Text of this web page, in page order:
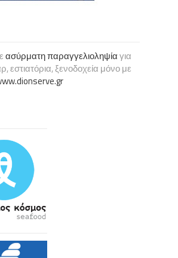
ασύρματη παραγγελιοληψίαγια
εστιατόρια, ξενοδοχεία μόνο με